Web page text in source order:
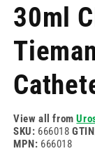
1
в
режим
30ml
View all from
SKU: 666018
MPN: 666018